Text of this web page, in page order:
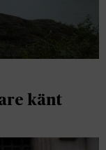
känt